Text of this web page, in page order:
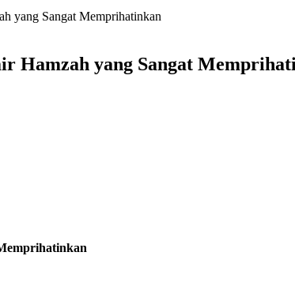
yang Sangat Memprihatinkan
Hamzah yang Sangat